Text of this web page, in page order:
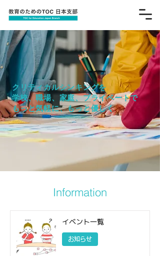
クリティカルシンキングを
学校、職場、家庭、プライベートで
もっと気軽に、もっと優しく
Information
イベント一覧
お知らせ